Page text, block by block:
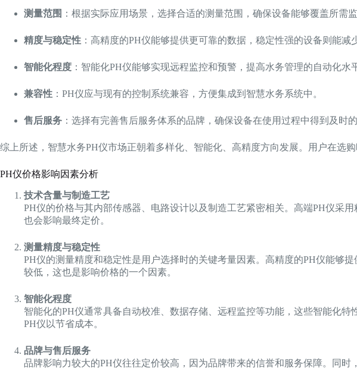
测量范围 ：根据实际应用场景，选择合适的测量范围，确保设备能够覆盖所需监
精度与稳定性 ：高精度的PH仪能够提供更可靠的数据，稳定性强的设备则能减
智能化程度 ：智能化PH仪能够实现远程监控和预警，提高水务管理的自动化水
兼容性 ：PH仪应与现有的控制系统兼容，方便集成到智慧水务系统中。
售后服务 ：选择有完善售后服务体系的品牌，确保设备在使用过程中得到及时的
综上所述，智慧水务PH仪市场正朝着多样化、智能化、高精度方向发展。用户在选
PH仪价格影响因素分析
技术含量与制造工艺
PH仪的价格与其内部传感器、电路设计以及制造工艺紧密相关。高端PH仪采
也会影响最终定价。
测量精度与稳定性
PH仪的测量精度和稳定性是用户选择时的关键考量因素。高精度的PH仪能够
较低，这也是影响价格的一个因素。
智能化程度
智能化的PH仪通常具备自动校准、数据存储、远程监控等功能，这些智能化
PH仪以节省成本。
品牌与售后服务
品牌影响力较大的PH仪往往定价较高，因为品牌带来的信誉和服务保障。同时